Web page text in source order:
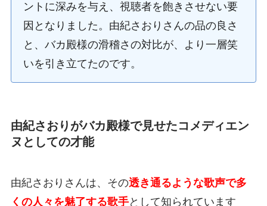
ントに深みを与え、視聴者を飽きさせない要
因となりました。由紀さおりさんの品の良さ
と、バカ殿様の滑稽さの対比が、より一層笑
いを引き立てたのです。
由紀さおりがバカ殿様で見せたコメディエン
ヌとしての才能
由紀さおりさんは、その透き通るような歌声で多
くの人々を魅了する歌手として知られています